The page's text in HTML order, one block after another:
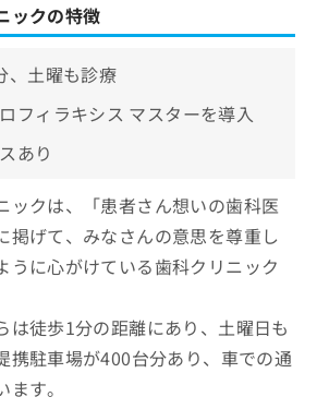
ックの特徴
、土曜も診療
フィラキシス マスターを導入
あり
ックは、「患者さん想いの歯科医
掲げて、みなさんの意思を尊重し
うに心がけている歯科クリニック
は徒歩1分の距離にあり、土曜日も
携駐車場が400台分あり、車での通
す。